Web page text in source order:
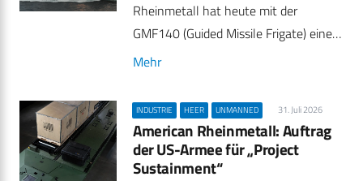
Rheinmetall hat heute mit der
GMF140 (Guided Missile Frigate) eine…
Mehr
INDUSTRIE HEER UNMANNED 31. Juli 2026
American Rheinmetall: Auftrag
der US-Armee für „Project
Sustainment“